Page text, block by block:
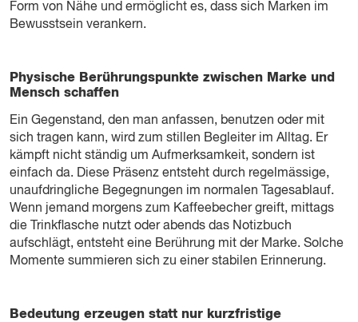
Form von Nähe und ermöglicht es, dass sich Marken im
Bewusstsein verankern.
Physische Berührungspunkte zwischen Marke und
Mensch schaffen
Ein Gegenstand, den man anfassen, benutzen oder mit
sich tragen kann, wird zum stillen Begleiter im Alltag. Er
kämpft nicht ständig um Aufmerksamkeit, sondern ist
einfach da. Diese Präsenz entsteht durch regelmässige,
unaufdringliche Begegnungen im normalen Tagesablauf.
Wenn jemand morgens zum Kaffeebecher greift, mittags
die Trinkflasche nutzt oder abends das Notizbuch
aufschlägt, entsteht eine Berührung mit der Marke. Solche
Momente summieren sich zu einer stabilen Erinnerung.
Bedeutung erzeugen statt nur kurzfristige